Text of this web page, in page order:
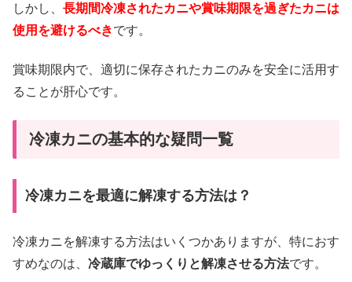
しかし、 長期間冷凍されたカニや賞味期限を過ぎたカニは
使用を避けるべきです。
賞味期限内で、適切に保存されたカニのみを安全に活用す
ることが肝心です。
冷凍カニの基本的な疑問一覧
冷凍カニを最適に解凍する方法は？
冷凍カニを解凍する方法はいくつかありますが、特におす
すめなのは、 冷蔵庫でゆっくりと解凍させる方法です。